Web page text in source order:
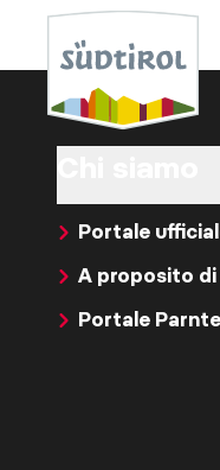
Portale
A proposito di
Portale